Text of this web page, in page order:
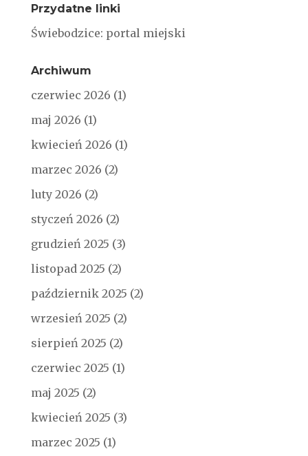
Przydatne linki
Świebodzice: portal miejski
Archiwum
czerwiec 2026 (1)
maj 2026 (1)
kwiecień 2026 (1)
marzec 2026 (2)
luty 2026 (2)
styczeń 2026 (2)
grudzień 2025 (3)
listopad 2025 (2)
październik 2025 (2)
wrzesień 2025 (2)
sierpień 2025 (2)
czerwiec 2025 (1)
maj 2025 (2)
kwiecień 2025 (3)
marzec 2025 (1)